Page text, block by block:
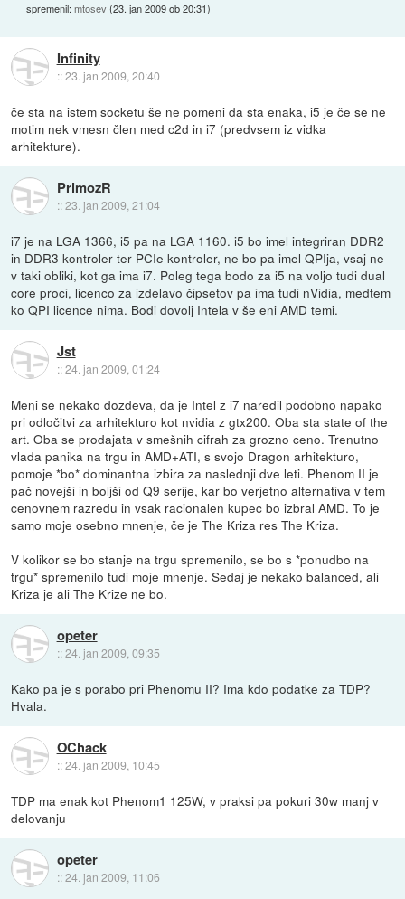
spremenil:mtosev(23. jan 2009 ob 20:31)
Infinity
::23. jan 2009, 20:40
če sta na istem socketu še ne pomeni da sta enaka, i5 je če se ne
motim nek vmesn člen med c2d in i7 (predvsem iz vidka
arhitekture).
PrimozR
::23. jan 2009, 21:04
i7 je na LGA 1366, i5 pa na LGA 1160. i5 bo imel integriran DDR2
in DDR3 kontroler ter PCIe kontroler, ne bo pa imel QPIja, vsaj ne
v taki obliki, kot ga ima i7. Poleg tega bodo za i5 na voljo tudi dual
core proci, licenco za izdelavo čipsetov pa ima tudi nVidia, medtem
ko QPI licence nima. Bodi dovolj Intela v še eni AMD temi.
Jst
::24. jan 2009, 01:24
Meni se nekako dozdeva, da je Intel z i7 naredil podobno napako
pri odločitvi za arhitekturo kot nvidia z gtx200. Oba sta state of the
art. Oba se prodajata v smešnih cifrah za grozno ceno. Trenutno
vlada panika na trgu in AMD+ATI, s svojo Dragon arhitekturo,
pomoje *bo* dominantna izbira za naslednji dve leti. Phenom II je
pač novejši in boljši od Q9 serije, kar bo verjetno alternativa v tem
cenovnem razredu in vsak racionalen kupec bo izbral AMD. To je
samo moje osebno mnenje, če je The Kriza res The Kriza.
V kolikor se bo stanje na trgu spremenilo, se bo s *ponudbo na
trgu* spremenilo tudi moje mnenje. Sedaj je nekako balanced, ali
Kriza je ali The Krize ne bo.
opeter
::24. jan 2009, 09:35
Kako pa je s porabo pri Phenomu II? Ima kdo podatke za TDP?
Hvala.
OChack
::24. jan 2009, 10:45
TDP ma enak kot Phenom1 125W, v praksi pa pokuri 30w manj v
delovanju
opeter
::24. jan 2009, 11:06